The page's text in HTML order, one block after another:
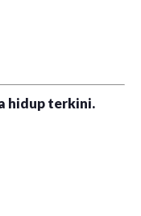
hidup terkini.